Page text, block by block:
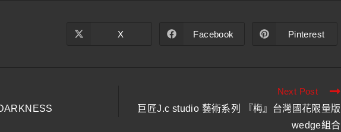
X Facebook Pinterest
Next Post
巨匠J.c studio 藝術系列 『梅』台灣國花限量版
wedge組合